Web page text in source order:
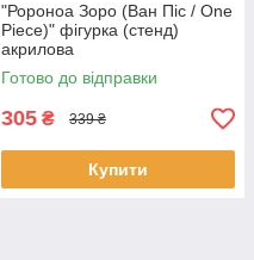
"Ророноа Зоро (Ван Піс / One
Piece)" фігурка (стенд)
акрилова
Готово до відправки
305 ₴ 339 ₴
Купити